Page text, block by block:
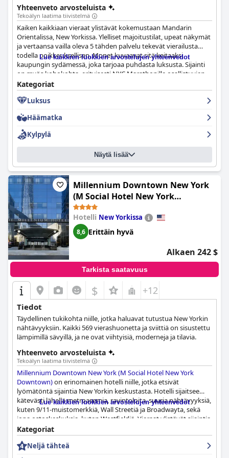
Yhteenveto arvosteluista
Tekoälyn laatima tiivistelmä
Kaiken kaikkiaan vieraat ylistävät kokemustaan Mandarin
Orientalissa, New Yorkissa. Ylelliset majoitustilat, upeat näkymät
ja vertaansa vailla oleva 5 tähden palvelu tekevät vierailusta
todella poikkeuksellisen. Monet kuvaavat sitä keitaaksi
kaupungin sydämessä, joka tarjoaa puhdasta luksusta. Sijainti
on myös kohokohta, erityisesti NYC Marathonille osallistuvien
keskuudessa. Muutamista negatiivisista arvosteluista
huolimatta tämä hotelli on jatkuvasti arvioitu yhdeksi
kaupungin parhaista, ja sen huippuluokan tilat ja palvelut
Lue kaikkien luokkien arvostelujen yhteenvedot
Kategoriat
Luksus
Häämatka
Kylpylä
Näytä lisää
Millennium Downtown New York
(M Social Hotel New York
Downtown)
Hotelli New Yorkissa
8,6 Erittäin hyvä
Alkaen 242 $
Tarkista saatavuus
$ +12
Tiedot
Täydellinen tukikohta niille, jotka haluavat tutustua New Yorkin
nähtävyyksiin. Kaikki 569 vierashuonetta ja sviittiä on sisustettu
lämpimillä sävyillä, ja ne ovat viihtyisiä, moderneja ja tilavia.
Yhteenveto arvosteluista
Tekoälyn laatima tiivistelmä
Millennium Downtown New York (M Social Hotel New York
Downtown)on erinomainen hotelli niille, jotka etsivät
lyömätöntä sijaintia New Yorkin keskustasta. Hotelli sijaitsee
kätevästi lähellä metroasemia, ravintoloita, suuria nähtävyyksiä,
kuten 9/11-muistomerkkiä, Wall Streetiä ja Broadwayta, sekä
jopa ostoskeskuksia, kuten Westfieldiä. Vieraat ylistävät sijaintia
"loistavaksi", "hämmästyttäväksi" ja "fantastiseksi". Hotelli
tarjoaa tilavia huoneita, joissa on mukavat alueet, jotka ovat
siistejä ja viihtyisiä, vaikka jotkut vieraat mainitsevat, että
huoneet voisivat olla puhtaampia ja jotkut huonekalut ovat rikki
Lue kaikkien luokkien arvostelujen yhteenvedot
Kategoriat
Neljä tähteä